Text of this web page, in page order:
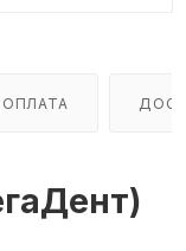
ОПЛАТА